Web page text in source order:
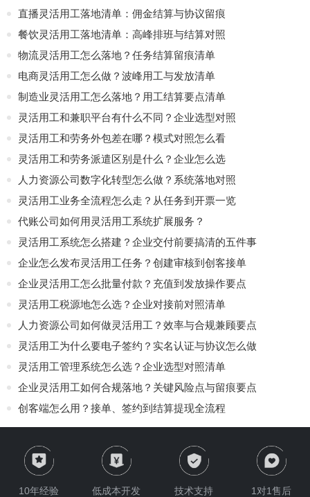
直播灵活用工落地清单：佣金结算与协议留痕
餐饮灵活用工落地清单：高峰排班与结算对照
物流灵活用工怎么落地？任务结算留痕清单
电商灵活用工怎么做？波峰用工与发放清单
制造业灵活用工怎么落地？用工结算要点清单
灵活用工和兼职平台有什么不同？企业选型对照
灵活用工和劳务外包差在哪？模式对照怎么看
灵活用工和劳务派遣区别是什么？企业怎么选
人力资源公司数字化转型怎么做？系统落地对照
灵活用工业务全流程怎么走？从任务到开票一览
代账公司如何用灵活用工系统扩展服务？
灵活用工系统怎么搭建？企业交付前要搞清的五件事
企业怎么发布灵活用工任务？创建审核到创客接单
企业灵活用工怎么批量付款？充值到发放操作要点
灵活用工税源地怎么选？企业对接前对照清单
人力资源公司如何做灵活用工？效率与合规兼顾要点
灵活用工为什么要电子签约？实名认证与协议怎么做
灵活用工管理系统怎么选？企业选型对照清单
企业灵活用工如何合规落地？关键风险点与留痕要点
创客端怎么用？接单、签约到结算提现全流程
10年经验 低成本开发 技术支持 1对1售后